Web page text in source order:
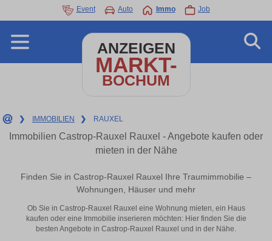
Event Auto Immo Job
ANZEIGEN
MARKT-
BOCHUM
❯ IMMOBILIEN ❯ RAUXEL
Immobilien Castrop-Rauxel Rauxel - Angebote kaufen oder
mieten in der Nähe
Finden Sie in Castrop-Rauxel Rauxel Ihre Traumimmobilie –
Wohnungen, Häuser und mehr
Ob Sie in Castrop-Rauxel Rauxel eine Wohnung mieten, ein Haus
kaufen oder eine Immobilie inserieren möchten: Hier finden Sie die
besten Angebote in Castrop-Rauxel Rauxel und in der Nähe.